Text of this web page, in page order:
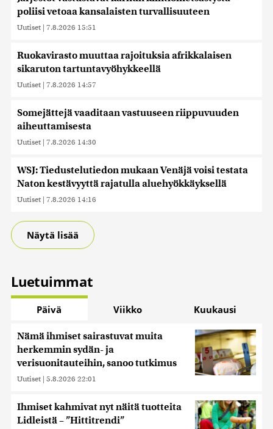
poliisi vetoaa kansalaisten turvallisuuteen
Uutiset | 7.8.2026 15:51
Ruokavirasto muuttaa rajoituksia afrikkalaisen
sikaruton tartuntavyöhykkeellä
Uutiset | 7.8.2026 14:57
Somejättejä vaaditaan vastuuseen riippuvuuden
aiheuttamisesta
Uutiset | 7.8.2026 14:30
WSJ: Tiedustelutiedon mukaan Venäjä voisi testata
Naton kestävyyttä rajatulla aluehyökkäyksellä
Uutiset | 7.8.2026 14:16
Näytä lisää
Luetuimmat
Päivä Viikko Kuukausi
Nämä ihmiset sairastuvat muita
herkemmin sydän- ja
verisuonitauteihin, sanoo tutkimus
Uutiset | 5.8.2026 22:01
Ihmiset kahmivat nyt näitä tuotteita
Lidleistä – ”Hittitrendi”